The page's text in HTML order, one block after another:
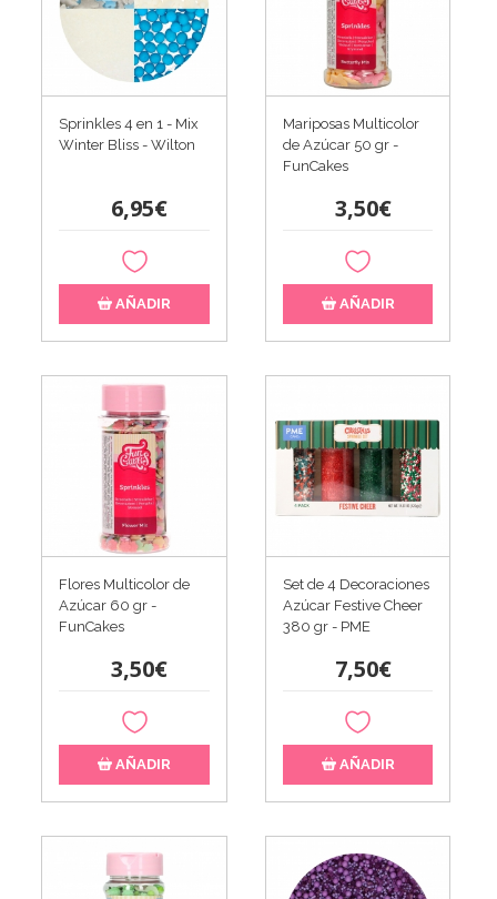
Sprinkles 4 en 1 - Mix
Winter Bliss - Wilton
6,95€
AÑADIR
Mariposas Multicolor
de Azúcar 50 gr -
FunCakes
3,50€
AÑADIR
Flores Multicolor de
Azúcar 60 gr -
FunCakes
3,50€
AÑADIR
Set de 4 Decoraciones
Azúcar Festive Cheer
380 gr - PME
7,50€
AÑADIR